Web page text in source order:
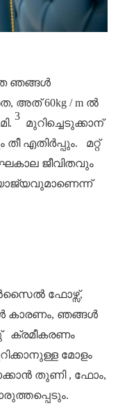
ഞങ്ങൾ
അത് 60kg / m ൽ
3
മുറിച്ചെടുക്കാന്
എതിർപ്പും.
മറ്റ്
ജീവിതവും
ഫോഴ്സ്,
കാരണം, ഞങ്ങൾ
ക്രമീകരണം
മോളം
തുണി , ഫോം,